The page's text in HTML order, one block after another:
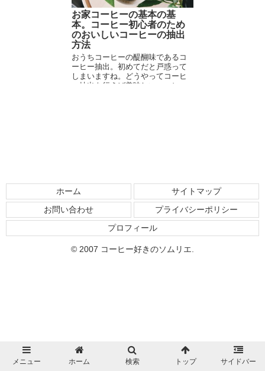
お家コーヒーの基本の基
本。コーヒー初心者のため
のおいしいコーヒーの抽出
方法
おうちコーヒーの醍醐味であるコ
ーヒー抽出。初めてだと戸惑って
しまいますね。どうやってコーヒ
ー抽出を行えば美味しいコーヒー
ホーム
サイトマップ
お問い合わせ
プライバシーポリシー
プロフィール
© 2007 コーヒー好きのソムリエ.
メニュー ホーム 検索 トップ サイドバー